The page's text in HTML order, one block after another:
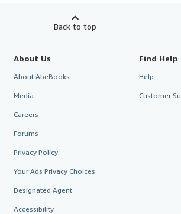
Back to top
About Us
About AbeBooks
Media
Careers
Forums
Privacy Policy
Your Ads Privacy Choices
Designated Agent
Accessibility
Find Help
Help
Customer